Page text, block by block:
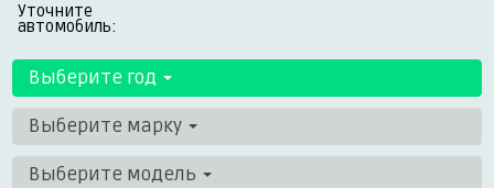
Уточните
автомобиль:
Выберите год
Выберите марку
Выберите модель